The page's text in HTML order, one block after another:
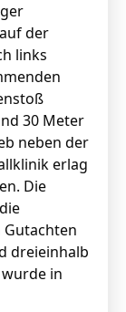
der
links
30 Meter
neben der
erlag
Die
dreieinhalb
in